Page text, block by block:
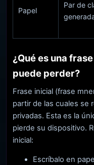
Papel
Par de
¿Qué es una
puede perder?
Frase inicial (frase
partir de las cuales se
privadas. Esta es la
pierde su dispositivo.
inicial:
Escríbalo en